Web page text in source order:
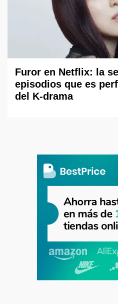
Furor en Netflix: la
episodios que es
del K-drama